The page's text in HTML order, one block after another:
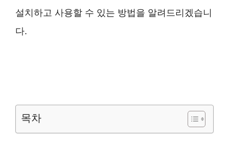
설치하고 사용할 수 있는 방법을 알려드리겠습니
다.
목차